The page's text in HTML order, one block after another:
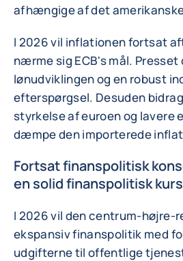
afhængige af det
I 2026 vil inflationen fortsat
nærme sig ECB's mål.
lønudviklingen og en robust
efterspørgsel. Desuden
styrkelse af euroen og lavere
dæmpe den importerede
Fortsat finanspolitisk
en solid finanspolitisk kurs
I 2026 vil den centrum-højre-
ekspansiv finanspolitik med
udgifterne til offentlige